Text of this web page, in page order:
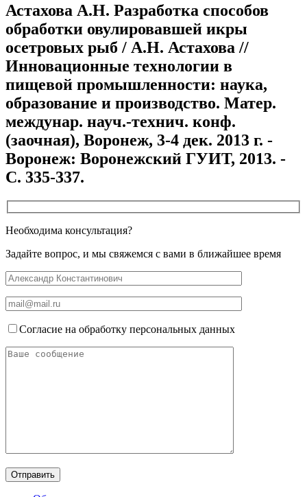
Астахова А.Н. Разработка способов
обработки овулировавшей икры
осетровых рыб / А.Н. Астахова //
Инновационные технологии в
пищевой промышленности: наука,
образование и производство. Матер.
междунар. науч.-технич. конф.
(заочная), Воронеж, 3-4 дек. 2013 г. -
Воронеж: Воронежский ГУИТ, 2013. -
С. 335-337.
Необходима консультация?
Задайте вопрос, и мы свяжемся с вами в ближайшее время
Согласие на обработку персональных данных